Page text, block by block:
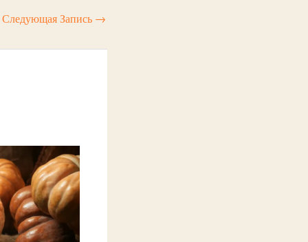
Следующая Запись →